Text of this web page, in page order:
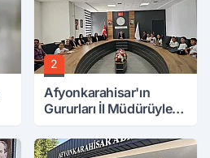
2
Afyonkarahisar'ın
Gururları İl Müdürüyle